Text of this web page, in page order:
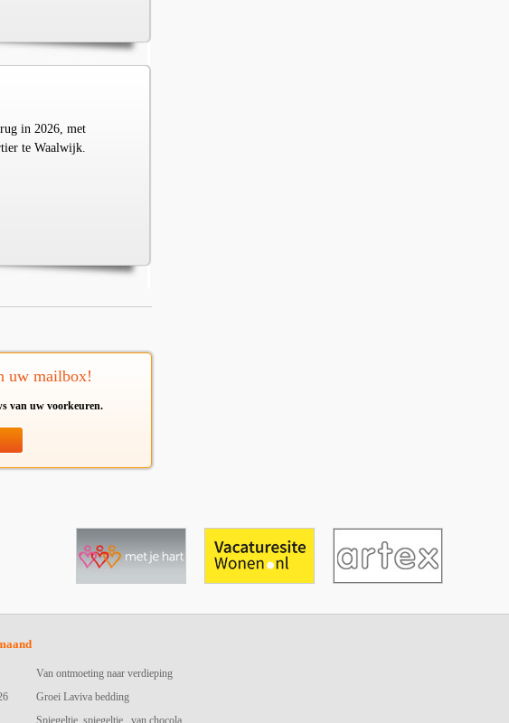
in 2026, met
te Waalwijk.
uw mailbox!
van uw voorkeuren.
Van ontmoeting naar verdieping
Groei Laviva bedding
Spiegeltje, spiegeltje.. van chocola